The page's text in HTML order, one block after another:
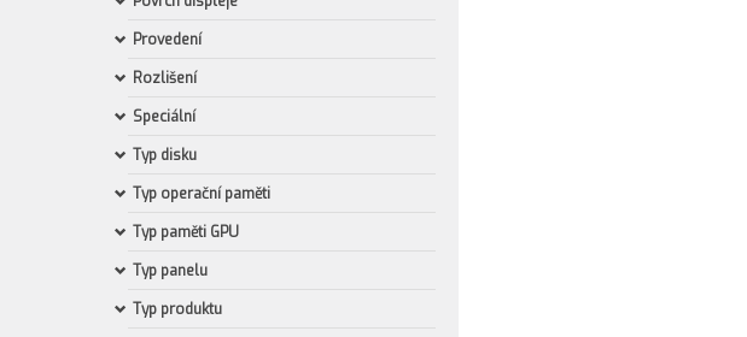
Provedení
Rozlišení
Speciální
Typ disku
Typ operační paměti
Typ paměti GPU
Typ panelu
Typ produktu